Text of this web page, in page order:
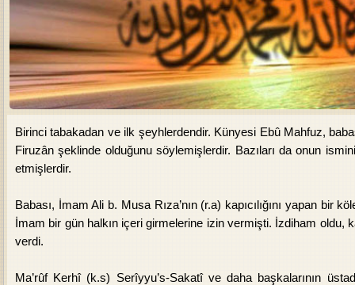
Birinci tabakadan ve ilk şeyhlerdendir. Künyesi Ebû Mahfuz,
Firuzân şeklinde olduğunu söylemişlerdir. Bazıları da onun
etmişlerdir.
Babası, İmam Ali b. Musa Rıza’nın (r.a) kapıcılığını yapan bir
İmam bir gün halkın içeri girmelerine izin vermişti. İzdiham oldu,
verdi.
Ma’rûf Kerhî (k.s) Serîyyu’s-Sakatî ve daha başkalarının